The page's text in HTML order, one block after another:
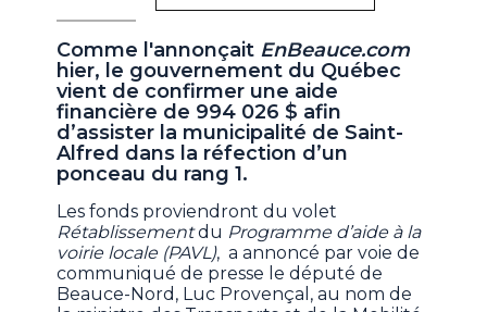
Comme l'annonçait EnBeauce.com
hier, le gouvernement du Québec
vient de confirmer une aide
financière de 994 026 $ afin
d’assister la municipalité de Saint-
Alfred dans la réfection d’un
ponceau du rang 1.
Les fonds proviendront du volet
Rétablissementdu Programme d’aide à la
voirie locale (PAVL), a annoncé par voie de
communiqué de presse le député de
Beauce-Nord, Luc Provençal, au nom de